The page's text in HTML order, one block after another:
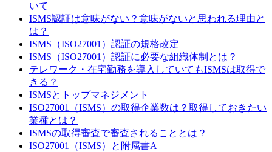
いて
ISMS認証は意味がない？意味がないと思われる理由と
は？
ISMS（ISO27001）認証の規格改定
ISMS（ISO27001）認証に必要な組織体制とは？
テレワーク・在宅勤務を導入していてもISMSは取得で
きる？
ISMSとトップマネジメント
ISO27001（ISMS）の取得企業数は？取得しておきたい
業種とは？
ISMSの取得審査で審査されることとは？
ISO27001（ISMS）と附属書A